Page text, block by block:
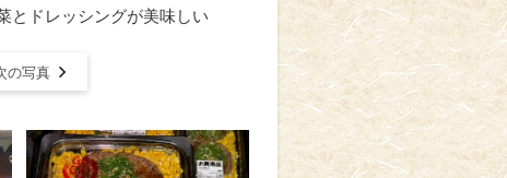
とドレッシングが美味しい
の写真